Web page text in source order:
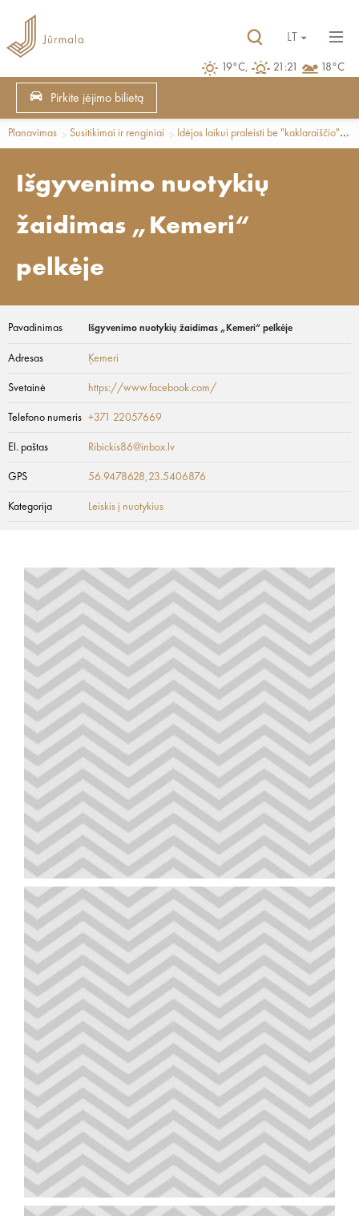
19°C, 21:21 18°C
LT
Pirkite įėjimo bilietą
Planavimas Susitikimai ir renginiai Idėjos laikui praleisti be "kaklaraiščio"
Išgyvenimo nuotykių
žaidimas „Kemeri“
pelkėje
Pavadinimas Išgyvenimo nuotykių žaidimas „Kemeri“ pelkėje
Adresas Ķemeri
Svetainė https://www.facebook.com/
Telefono numeris +371 22057669
El. paštas Ribickis86@inbox.lv
GPS 56.9478628,23.5406876
Kategorija Leiskis į nuotykius